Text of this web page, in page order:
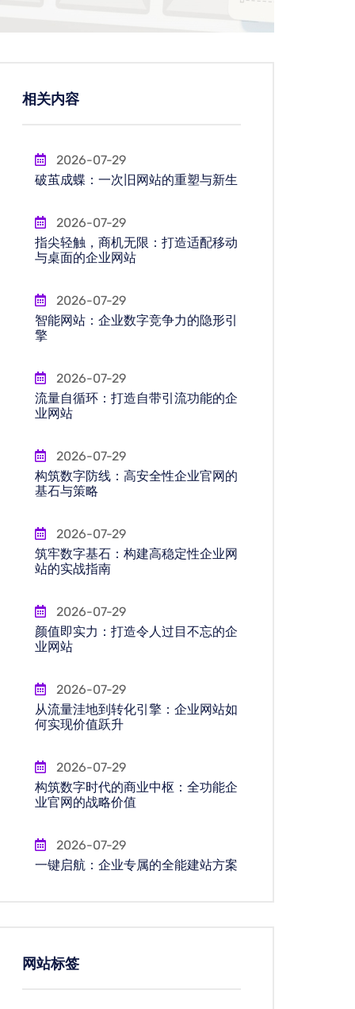
相关内容
2026-07-29
破茧成蝶：一次旧网站的重塑与新生
2026-07-29
指尖轻触，商机无限：打造适配移动
与桌面的企业网站
2026-07-29
智能网站：企业数字竞争力的隐形引
擎
2026-07-29
流量自循环：打造自带引流功能的企
业网站
2026-07-29
构筑数字防线：高安全性企业官网的
基石与策略
2026-07-29
筑牢数字基石：构建高稳定性企业网
站的实战指南
2026-07-29
颜值即实力：打造令人过目不忘的企
业网站
2026-07-29
从流量洼地到转化引擎：企业网站如
何实现价值跃升
2026-07-29
构筑数字时代的商业中枢：全功能企
业官网的战略价值
2026-07-29
一键启航：企业专属的全能建站方案
网站标签